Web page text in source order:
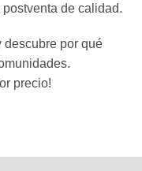
de calidad.
descubre por qué
precio!